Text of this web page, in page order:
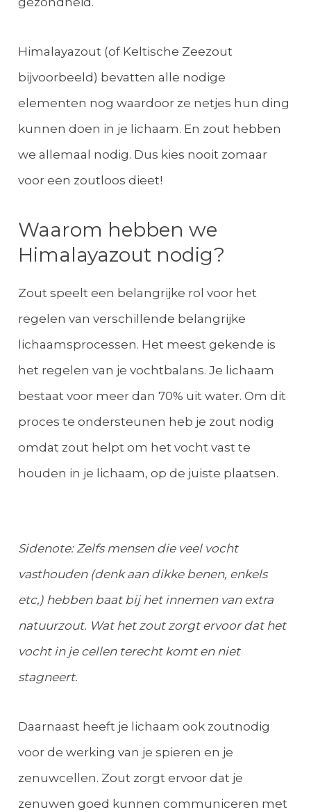
Himalayazout (of Keltische Zeezout
bijvoorbeeld) bevatten alle nodige
elementen nog waardoor ze netjes hun ding
kunnen doen in je lichaam. En zout hebben
we allemaal nodig. Dus kies nooit zomaar
voor een zoutloos dieet!
Waarom hebben we
Himalayazout nodig?
Zout speelt een belangrijke rol voor het
regelen van verschillende belangrijke
lichaamsprocessen. Het meest gekende is
het regelen van je vochtbalans. Je lichaam
bestaat voor meer dan 70% uit water. Om dit
proces te ondersteunen heb je zout nodig
omdat zout helpt om het vocht vast te
houden in je lichaam, op de juiste plaatsen.
Sidenote: Zelfs mensen die veel vocht
vasthouden (denk aan dikke benen, enkels
etc,) hebben baat bij het innemen van extra
natuurzout. Wat het zout zorgt ervoor dat het
vocht in je cellen terecht komt en niet
stagneert.
Daarnaast heeft je lichaam ook zoutnodig
voor de werking van je spieren en je
zenuwcellen. Zout zorgt ervoor dat je
zenuwen goed kunnen communiceren met